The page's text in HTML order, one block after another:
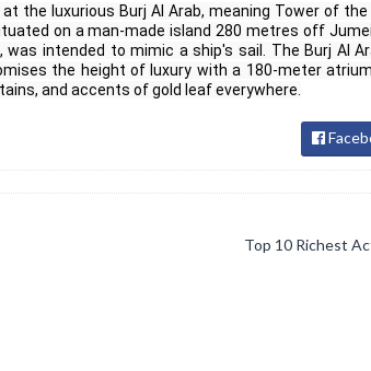
at the luxurious Burj Al Arab, meaning Tower of
on a man-made island 280 metres off
was intended to mimic a ship's sail. The Burj Al
the height of luxury with a 180-meter
and accents of gold leaf everywhere.
Top 10 Richest